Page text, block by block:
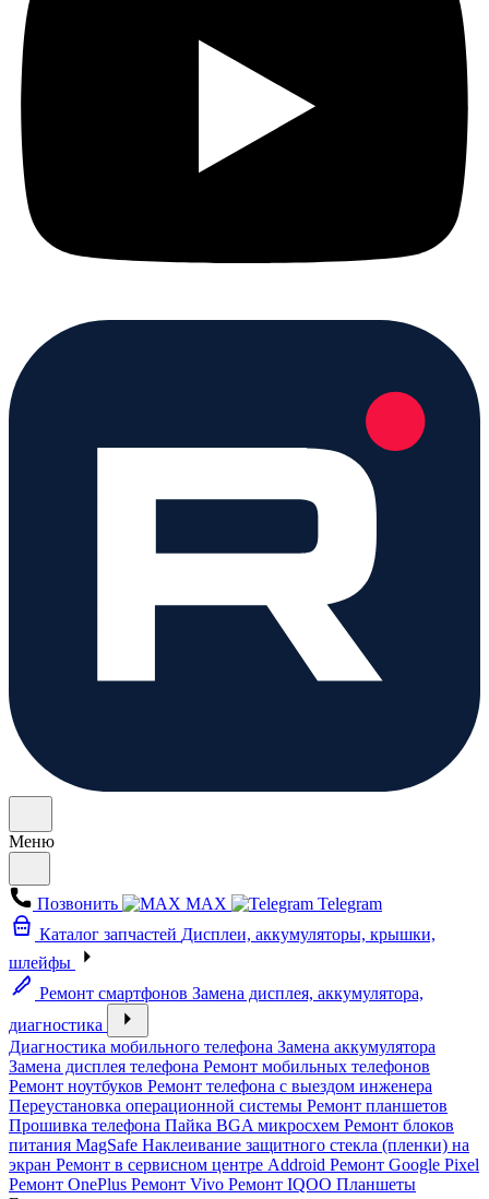
Меню
Позвонить MAX
Telegram
Каталог запчастей Дисплеи, аккумуляторы, крышки,
шлейфы
Ремонт смартфонов Замена дисплея, аккумулятора,
диагностика
Диагностика мобильного телефона Замена аккумулятора
Замена дисплея телефона Ремонт мобильных телефонов
Ремонт ноутбуков Ремонт телефона с выездом инженера
Переустановка операционной системы Ремонт планшетов
Прошивка телефона Пайка BGA микросхем Ремонт блоков
питания MagSafe Наклеивание защитного стекла (пленки) на
экран Ремонт в сервисном центре Addroid Ремонт Google Pixel
Ремонт OnePlus Ремонт Vivo Ремонт IQOO Планшеты